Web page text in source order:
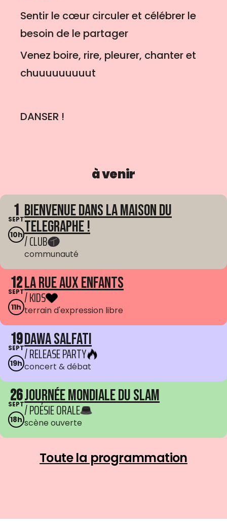
Sentir le cœur circuler et célébrer le
besoin de le partager
Venez boire, rire, pleurer, chanter et
chuuuuuuuuut
DANSER !
à venir
1
SEPT
10h
Bienvenue dans La Maison du
Telegraphe !
/ CLUB
communauté
12
SEPT
11h
La Rue aux enfants
/ KIDS
terrain d'expression libre
19
SEPT
19h
Dawa Salfati
/ RELEASE PARTY
concert & débat
26
SEPT
18h
Journée mondiale du Slam
/ POÉSIE ORALE
scène ouverte
Toute la programmation